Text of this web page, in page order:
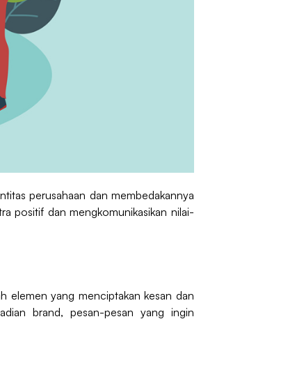
perusahaan dan membedakannya
positif dan mengkomunikasikan nilai-
elemen yang menciptakan kesan dan
brand, pesan-pesan yang ingin